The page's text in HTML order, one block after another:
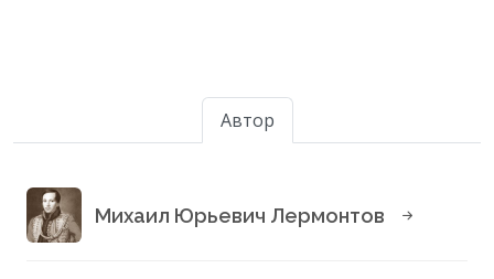
Автор
Михаил Юрьевич Лермонтов